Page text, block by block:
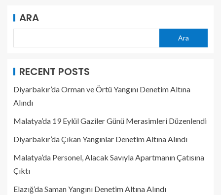
ARA
Ara
RECENT POSTS
Diyarbakır’da Orman ve Örtü Yangını Denetim Altına
Alındı
Malatya’da 19 Eylül Gaziler Günü Merasimleri Düzenlendi
Diyarbakır’da Çıkan Yangınlar Denetim Altına Alındı
Malatya’da Personel, Alacak Savıyla Apartmanın Çatısına
Çıktı
Elazığ’da Saman Yangını Denetim Altına Alındı